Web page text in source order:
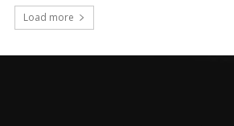
Load more